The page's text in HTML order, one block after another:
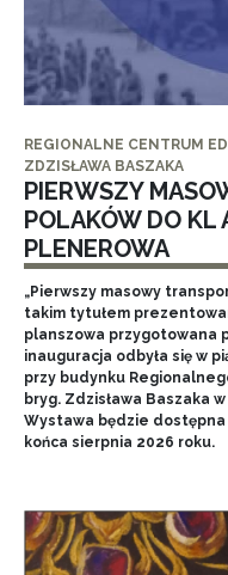
REGIONALNE CENTRUM
ZDZISŁAWA BASZAKA
PIERWSZY
POLAKÓW DO
PLENEROWA
„Pierwszy masowy
takim tytułem
planszowa przygotowana
inauguracja odbyła się w
przy budynku
bryg. Zdzisława Baszaka
Wystawa będzie
końca sierpnia 2026 roku.